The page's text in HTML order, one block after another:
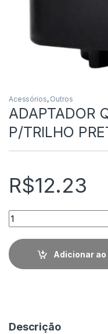
Acessórios, Outros
ADAPTADOR
P/TRILHO
R$12.23
Quantidade
Adicionar
Descrição